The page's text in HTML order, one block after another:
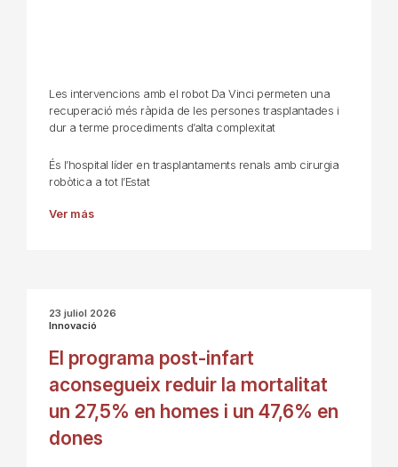
Les intervencions amb el robot Da Vinci permeten una
recuperació més ràpida de les persones trasplantades i
dur a terme procediments d’alta complexitat
És l’hospital líder en trasplantaments renals amb cirurgia
robòtica a tot l’Estat
Ver más
23 juliol 2026
Innovació
El programa post-infart
aconsegueix reduir la mortalitat
un 27,5% en homes i un 47,6% en
dones